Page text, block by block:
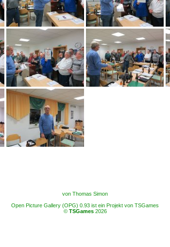
von Thomas Simon
Open Picture Gallery (OPG) 0.93 ist ein Projekt von TSGames
© TSGames2026